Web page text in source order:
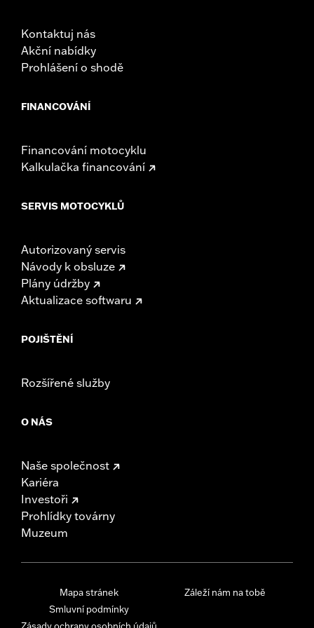
Kontaktuj nás
Akční nabídky
Prohlášení o shodě
FINANCOVÁNÍ
Financování motocyklu
Kalkulačka financování
SERVIS MOTOCYKLŮ
Autorizovaný servis
Návody k obsluze
Plány údržby
Aktualizace softwaru
POJIŠTĚNÍ
Rozšířené služby
O NÁS
Naše společnost
Kariéra
Investoři
Prohlídky továrny
Muzeum
Mapa stránek
Smluvní podmínky
Zásady ochrany osobních údajů
Záleží nám na tobě